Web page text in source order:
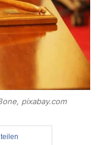
pixabay.com
teilen